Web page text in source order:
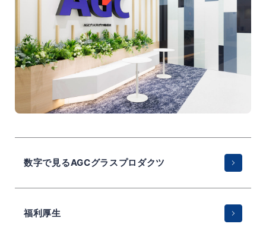
数字で見るAGCグラスプロダクツ
福利厚生